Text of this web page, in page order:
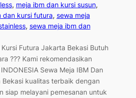
, meja ibm dan kursi susun
dan kursi futura, sewa meja
, sewa meja ibm dan
Futura Jakarta Bekasi Butuh
??? Kami rekomendasikan
Sewa Meja IBM Dan
Bekasi kualitas terbaik dengan
siap melayani pemesanan untuk